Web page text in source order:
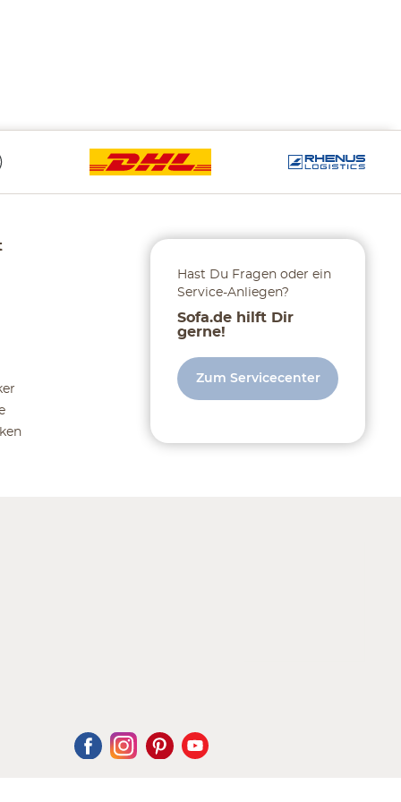
Hast Du Fragen oder ein
Service-Anliegen?
Sofa.de hilft Dir
gerne!
Zum Servicecenter